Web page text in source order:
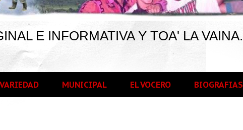
E INFORMATIVA Y TOA' LA VAINA.
VARIEDAD MUNICIPAL EL VOCERO BIOGRAFIAS